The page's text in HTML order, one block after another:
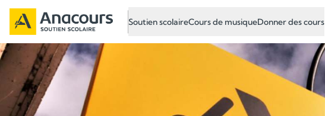
Soutien scolaireCours de musiqueDonner des cours